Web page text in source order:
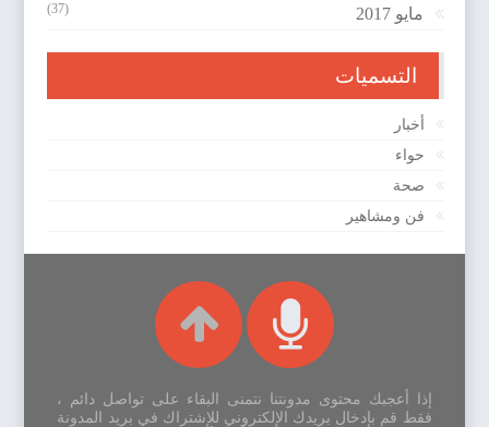
مايو 2017 (37)
التسميات
أخبار
حواء
صحة
فن ومشاهير
إذا أعجبك محتوى مدونتنا نتمنى البقاء على تواصل دائم ،
فقط قم بإدخال بريدك الإلكتروني للإشتراك في بريد المدونة